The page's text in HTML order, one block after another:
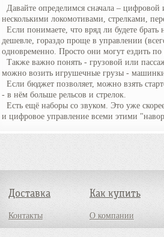
Давайте определимся сначала –
несколькими локомотивами, стрелками,
Если понимаете, что вряд ли будете брать
дешевле, гораздо проще в управлении
одновременно. Просто они могут ездить
Также важно понять - грузовой или
можно возить игрушечные грузы -
Если бюджет позволяет, можно взять
- в нём больше рельсов и стрелок.
Есть ещё наборы со звуком. Это уже
и цифровое управление всеми этими
Доставка Как купить
Контакты О компании